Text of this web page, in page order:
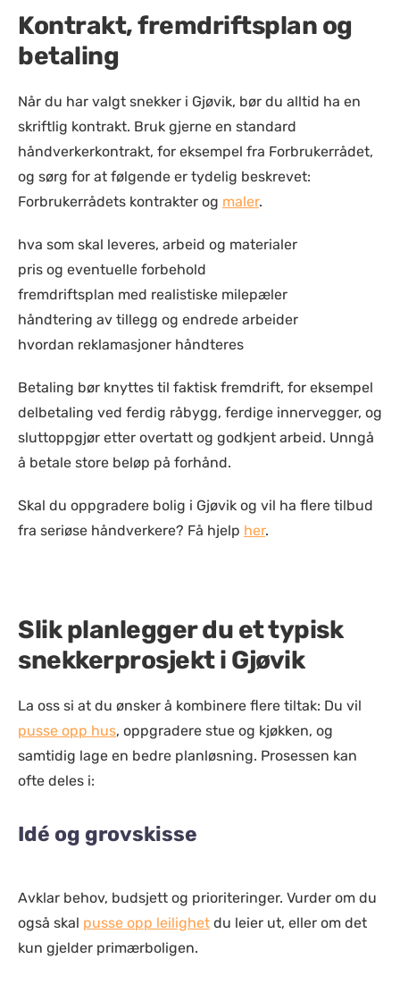
Kontrakt, fremdriftsplan og
betaling
Når du har valgt snekker i Gjøvik, bør du alltid ha en
skriftlig kontrakt. Bruk gjerne en standard
håndverkerkontrakt, for eksempel fra Forbrukerrådet,
og sørg for at følgende er tydelig beskrevet:
Forbrukerrådets kontrakter og maler.
hva som skal leveres, arbeid og materialer
pris og eventuelle forbehold
fremdriftsplan med realistiske milepæler
håndtering av tillegg og endrede arbeider
hvordan reklamasjoner håndteres
Betaling bør knyttes til faktisk fremdrift, for eksempel
delbetaling ved ferdig råbygg, ferdige innervegger, og
sluttoppgjør etter overtatt og godkjent arbeid. Unngå
å betale store beløp på forhånd.
Skal du oppgradere bolig i Gjøvik og vil ha flere tilbud
fra seriøse håndverkere? Få hjelp her.
Slik planlegger du et typisk
snekkerprosjekt i Gjøvik
La oss si at du ønsker å kombinere flere tiltak: Du vil
pusse opp hus, oppgradere stue og kjøkken, og
samtidig lage en bedre planløsning. Prosessen kan
ofte deles i:
Idé og grovskisse
Avklar behov, budsjett og prioriteringer. Vurder om du
også skal pusse opp leilighet du leier ut, eller om det
kun gjelder primærboligen.